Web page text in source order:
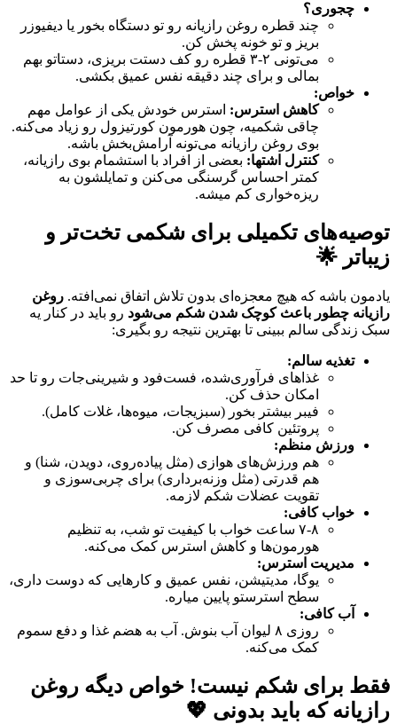
چجوری؟
چند قطره روغن رازیانه رو تو دستگاه بخور یا دیفیوزر
بریز و تو خونه پخش کن.
می‌تونی ۲-۳ قطره رو کف دستت بریزی، دستاتو بهم
بمالی و برای چند دقیقه نفس عمیق بکشی.
خواص:
کاهش استرس: استرس خودش یکی از عوامل مهم
چاقی شکمیه، چون هورمون کورتیزول رو زیاد می‌کنه.
بوی روغن رازیانه می‌تونه آرامش‌بخش باشه.
کنترل اشتها: بعضی از افراد با استشمام بوی رازیانه،
کمتر احساس گرسنگی می‌کنن و تمایلشون به
ریزه‌خواری کم میشه.
توصیه‌های تکمیلی برای شکمی تخت‌تر و
زیباتر 🌟
یادمون باشه که هیچ معجزه‌ای بدون تلاش اتفاق نمی‌افته. روغن
رازیانه چطور باعث کوچک شدن شکم می‌شود رو باید در کنار یه
سبک زندگی سالم ببینی تا بهترین نتیجه رو بگیری:
تغذیه سالم:
غذاهای فرآوری‌شده، فست‌فود و شیرینی‌جات رو تا حد
امکان حذف کن.
فیبر بیشتر بخور (سبزیجات، میوه‌ها، غلات کامل).
پروتئین کافی مصرف کن.
ورزش منظم:
هم ورزش‌های هوازی (مثل پیاده‌روی، دویدن، شنا) و
هم قدرتی (مثل وزنه‌برداری) برای چربی‌سوزی و
تقویت عضلات شکم لازمه.
خواب کافی:
۷-۸ ساعت خواب با کیفیت تو شب، به تنظیم
هورمون‌ها و کاهش استرس کمک می‌کنه.
مدیریت استرس:
یوگا، مدیتیشن، نفس عمیق و کارهایی که دوست داری،
سطح استرستو پایین میاره.
آب کافی:
روزی ۸ لیوان آب بنوش. آب به هضم غذا و دفع سموم
کمک می‌کنه.
فقط برای شکم نیست! خواص دیگه روغن
رازیانه که باید بدونی 💖